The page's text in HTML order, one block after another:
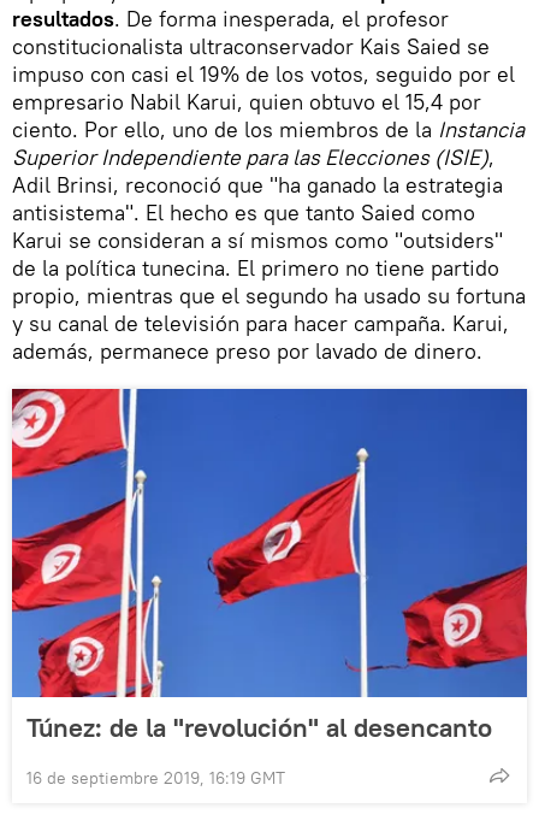
resultados. De forma inesperada, el profesor
constitucionalista ultraconservador Kais Saied se
impuso con casi el 19% de los votos, seguido por el
empresario Nabil Karui, quien obtuvo el 15,4 por
ciento. Por ello, uno de los miembros de la Instancia
Superior Independiente para las Elecciones (ISIE),
Adil Brinsi, reconoció que "ha ganado la estrategia
antisistema". El hecho es que tanto Saied como
Karui se consideran a sí mismos como "outsiders"
de la política tunecina. El primero no tiene partido
propio, mientras que el segundo ha usado su fortuna
y su canal de televisión para hacer campaña. Karui,
además, permanece preso por lavado de dinero.
Túnez: de la "revolución" al desencanto
16 de septiembre 2019, 16:19 GMT